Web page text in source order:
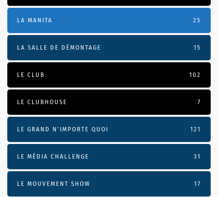
LA MANITA 25
LA SALLE DE DÉMONTAGE 15
LE CLUB 102
LE CLUBHOUSE 7
LE GRAND N’IMPORTE QUOI 121
LE MÉDIA CHALLENGE 31
LE MOUVEMENT SHOW 17